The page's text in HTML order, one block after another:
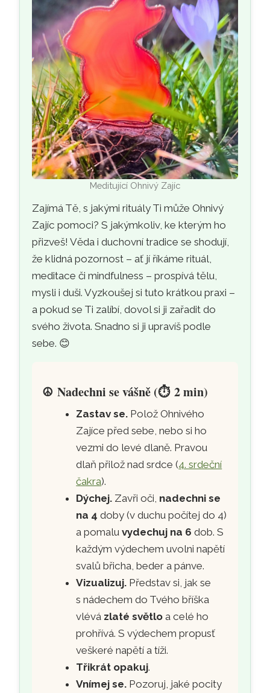
Meditující Ohnivý Zajíc
Zajímá Tě, s jakými rituály Ti může Ohnivý
Zajíc pomoci? S jakýmkoliv, ke kterým ho
přizveš! Věda i duchovní tradice se shodují,
že klidná pozornost – ať jí říkáme rituál,
meditace či mindfulness – prospívá tělu,
mysli i duši. Vyzkoušej si tuto krátkou praxi –
a pokud se Ti zalíbí, dovol si ji zařadit do
svého života. Snadno si ji upravíš podle
sebe. 😊
☮️Nadechni se vášně (⏱️2 min)
Zastav se. Polož Ohnivého
Zajíce před sebe, nebo si ho
vezmi do levé dlaně. Pravou
dlaň přilož nad srdce (4. srdeční
čakra).
Dýchej. Zavři oči, nadechni se
na 4 doby (v duchu počítej do 4)
a pomaluvydechuj na 6 dob. S
každým výdechem uvolni napětí
svalů břicha, beder a pánve.
Vizualizuj. Představ si, jak se
s nádechem do Tvého bříška
vlévá zlaté světlo a celé ho
prohřívá. S výdechem propusť
veškeré napětí a tíži.
Třikrát opakuj.
Vnímej se. Pozoruj, jaké pocity